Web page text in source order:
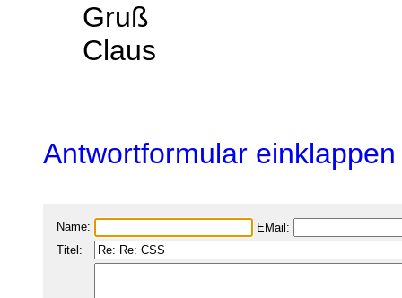
Gruß
Claus
Antwortformular einklappen
Name:
EMail:
Titel: